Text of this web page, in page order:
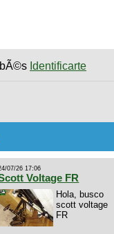
Identificarte
07/26 17:06
Voltage FR
Hola, busco
scott voltage
FR